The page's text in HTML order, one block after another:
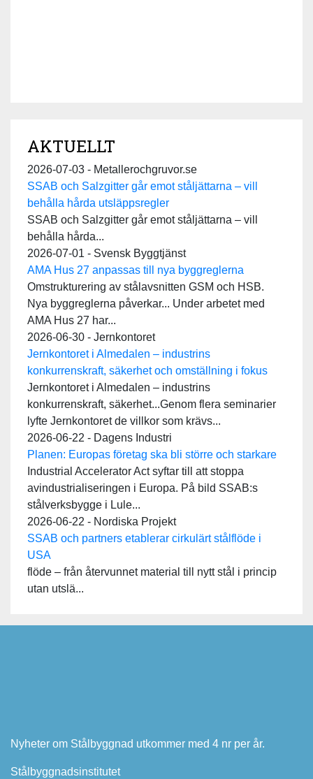
AKTUELLT
2026-07-03 - Metallerochgruvor.se
SSAB och Salzgitter går emot ståljättarna – vill
behålla hårda utsläppsregler
SSAB och Salzgitter går emot ståljättarna – vill
behålla hårda...
2026-07-01 - Svensk Byggtjänst
AMA Hus 27 anpassas till nya byggreglerna
Omstrukturering av stålavsnitten GSM och HSB.
Nya byggreglerna påverkar... Under arbetet med
AMA Hus 27 har...
2026-06-30 - Jernkontoret
Jernkontoret i Almedalen – industrins
konkurrenskraft, säkerhet och omställning i fokus
Jernkontoret i Almedalen – industrins
konkurrenskraft, säkerhet...Genom flera seminarier
lyfte Jernkontoret de villkor som krävs...
2026-06-22 - Dagens Industri
Planen: Europas företag ska bli större och starkare
Industrial Accelerator Act syftar till att stoppa
avindustrialiseringen i Europa. På bild SSAB:s
stålverksbygge i Lule...
2026-06-22 - Nordiska Projekt
SSAB och partners etablerar cirkulärt stålflöde i
USA
flöde – från återvunnet material till nytt stål i princip
utan utslä...
Nyheter om Stålbyggnad utkommer med 4 nr per år.
Stålbyggnadsinstitutet